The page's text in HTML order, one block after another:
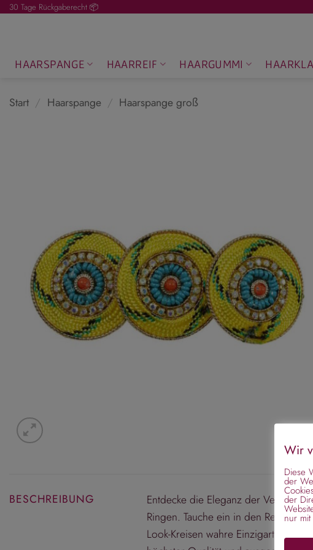
Zum30 Tage Rückgaberecht 📦
HAARSPANGE HAARREIF HAARGUMMI
Start / Haarspange / Haarspange groß
BESCHREIBUNG
Entdecke die Eleganz der
Ringen. Tauche ein in den Retro-
Look-Kreisen wahre Einzigartigkeit
Wir
Diese
der
der
nur